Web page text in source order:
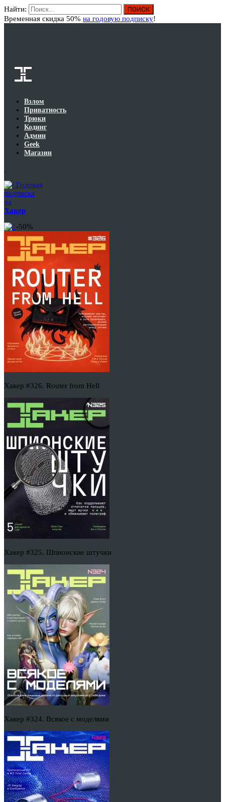
Найти:
Временная скидка 50% на годовую подписку!
Взлом
Приватность
Трюки
Кодинг
Админ
Geek
Магазин
Годовая
подписка
на
Хакер
-50%
Хакер #326. Router from Hell
Хакер #325. Шпионские штучки
Хакер #324. Всякое с моделями